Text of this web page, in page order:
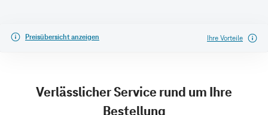
Preisübersicht anzeigen Ihre Vorteile